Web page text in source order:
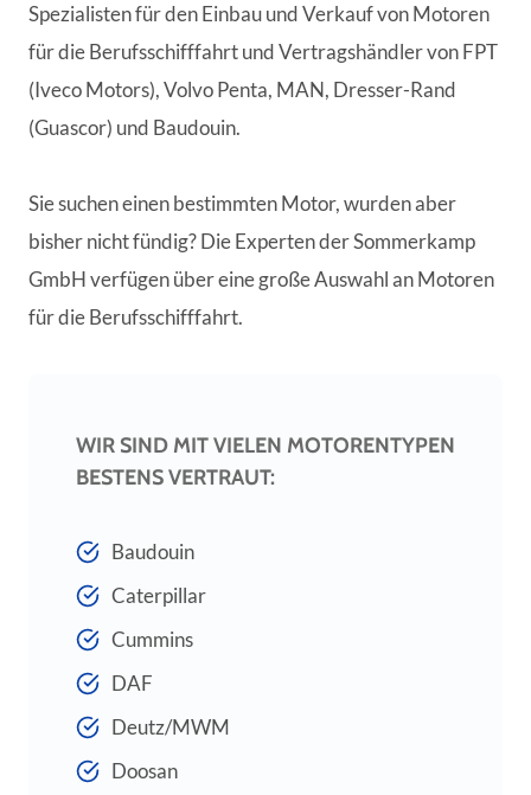
Spezialisten für den Einbau und Verkauf von Motoren
für die Berufsschifffahrt und Vertragshändler von FPT
(Iveco Motors), Volvo Penta, MAN, Dresser-Rand
(Guascor) und Baudouin.
Sie suchen einen bestimmten Motor, wurden aber
bisher nicht fündig? Die Experten der Sommerkamp
GmbH verfügen über eine große Auswahl an Motoren
für die Berufsschifffahrt.
WIR SIND MIT VIELEN MOTORENTYPEN
BESTENS VERTRAUT:
Baudouin
Caterpillar
Cummins
DAF
Deutz/MWM
Doosan